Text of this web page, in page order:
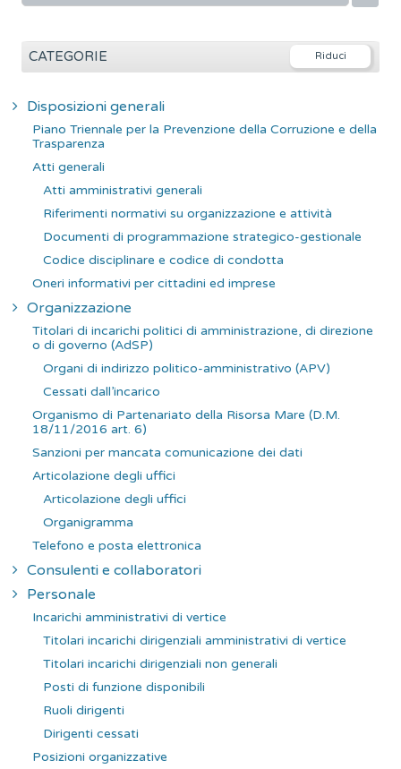
r
CATEGORIE
Disposizioni generali
Piano Triennale per la Prevenzione della Corruzione e della
Trasparenza
Atti generali
Atti amministrativi generali
Riferimenti normativi su organizzazione e attività
Documenti di programmazione strategico-gestionale
Codice disciplinare e codice di condotta
Oneri informativi per cittadini ed imprese
Organizzazione
Titolari di incarichi politici di amministrazione, di direzione
o di governo (AdSP)
Organi di indirizzo politico-amministrativo (APV)
Cessati dall’incarico
Organismo di Partenariato della Risorsa Mare (D.M.
18/11/2016 art. 6)
Sanzioni per mancata comunicazione dei dati
Articolazione degli uffici
Articolazione degli uffici
Organigramma
Telefono e posta elettronica
Consulenti e collaboratori
Personale
Incarichi amministrativi di vertice
Titolari incarichi dirigenziali amministrativi di vertice
Titolari incarichi dirigenziali non generali
Posti di funzione disponibili
Ruoli dirigenti
Dirigenti cessati
Posizioni organizzative